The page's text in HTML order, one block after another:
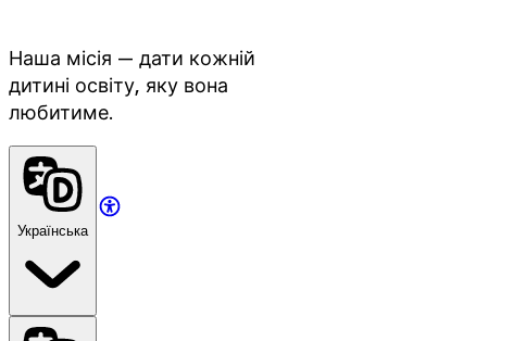
Наша місія — дати кожній
дитині освіту, яку вона
любитиме.
Українська